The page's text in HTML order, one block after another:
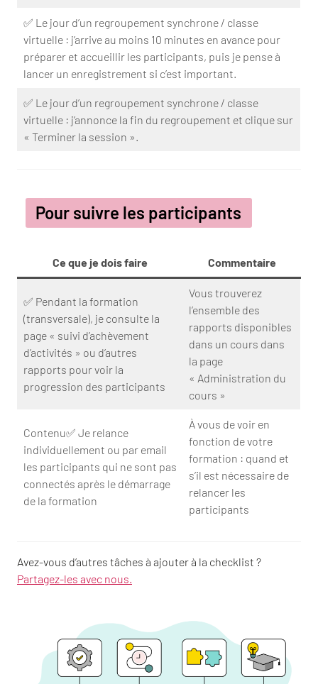
✅ Le jour d’un regroupement synchrone / classe
virtuelle : j’arrive au moins 10 minutes en avance pour
préparer et accueillir les participants, puis je pense à
lancer un enregistrement si c’est important.
✅ Le jour d’un regroupement synchrone / classe
virtuelle : j’annonce la fin du regroupement et clique sur
« Terminer la session ».
Pour suivre les participants
Ce que je dois faire Commentaire
✅ Pendant la formation
(transversale), je consulte la
page « suivi d’achèvement
d’activités » ou d’autres
rapports pour voir la
progression des participants
Vous trouverez
l’ensemble des
rapports disponibles
dans un cours dans
la page
« Administration du
cours »
Contenu✅ Je relance
individuellement ou par email
les participants qui ne sont pas
connectés après le démarrage
de la formation
À vous de voir en
fonction de votre
formation : quand et
s’il est nécessaire de
relancer les
participants
Avez-vous d’autres tâches à ajouter à la checklist ?
Partagez-les avec nous.